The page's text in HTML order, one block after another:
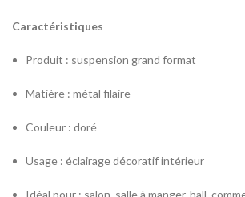
Caractéristiques
Produit : suspension grand format
Matière : métal filaire
Couleur : doré
Usage : éclairage décoratif intérieur
Idéal pour : salon, salle à manger, hall,